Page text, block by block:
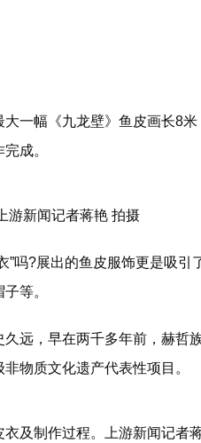
一幅《九龙壁》鱼皮画长8
成。
游新闻记者蒋艳 拍摄
”吗?展出的鱼皮服饰更是吸引
等。
远，早在两千多年前，赫哲
物质文化遗产代表性项目。
及制作过程。上游新闻记者